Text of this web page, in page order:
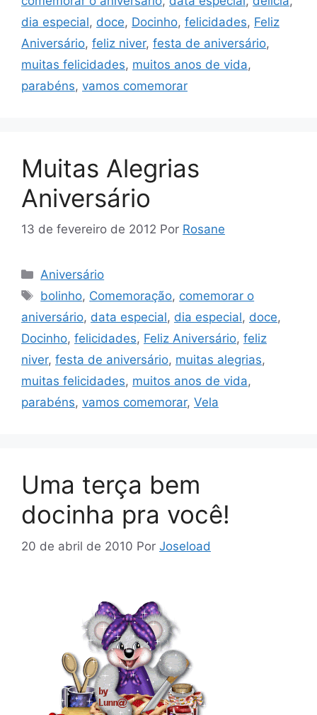
dia especial, doce, Docinho, felicidades, Feliz
Aniversário, feliz niver, festa de aniversário,
muitas felicidades, muitos anos de vida,
parabéns, vamos comemorar
Muitas Alegrias
Aniversário
13 de fevereiro de 2012 Por Rosane
Categorias
Aniversário
Tags
bolinho, Comemoração, comemorar o
aniversário, data especial, dia especial, doce,
Docinho, felicidades, Feliz Aniversário, feliz
niver, festa de aniversário, muitas alegrias,
muitas felicidades, muitos anos de vida,
parabéns, vamos comemorar, Vela
Uma terça bem
docinha pra você!
20 de abril de 2010 Por Joseload